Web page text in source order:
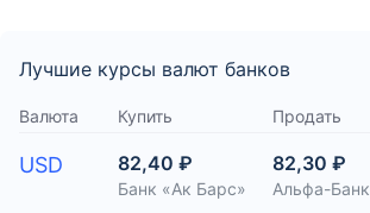
Лучшие курсы валют банков
Валюта Купить Продать
USD 82,40 ₽
Банк «Ак Барс»
82,30 ₽
Альфа-Банк